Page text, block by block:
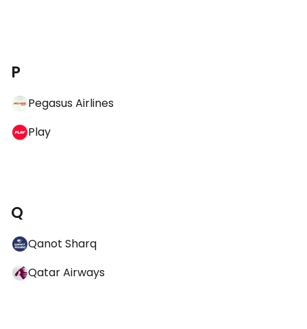
P
Pegasus Airlines
Play
Q
Qanot Sharq
Qatar Airways